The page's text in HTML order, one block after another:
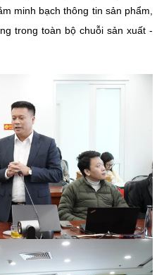
minh bạch thông tin sản phẩm,
trong toàn bộ chuỗi sản xuất -